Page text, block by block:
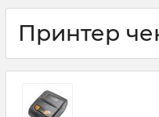
Принтер